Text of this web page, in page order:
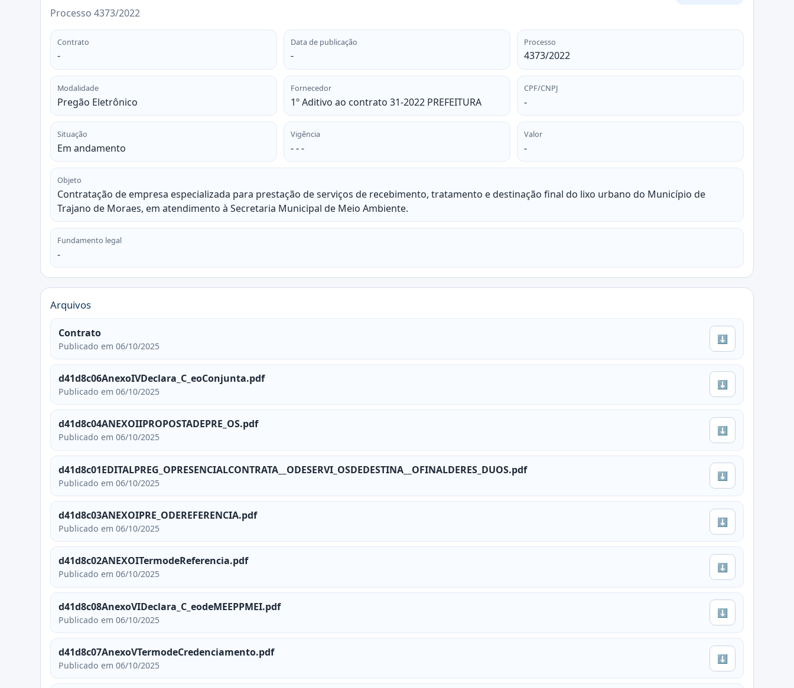
Processo 4373/2022
Contrato
-
Data de publicação
-
Processo
4373/2022
Modalidade
Pregão Eletrônico
Fornecedor
1º Aditivo ao contrato 31-2022 PREFEITURA
CPF/CNPJ
-
Situação
Em andamento
Vigência
- - -
Valor
-
Objeto
Contratação de empresa especializada para prestação de serviços de recebimento, tratamento e destinação final do lixo urbano do Município de
Trajano de Moraes, em atendimento à Secretaria Municipal de Meio Ambiente.
Fundamento legal
-
Arquivos
Contrato
Publicado em 06/10/2025
⬇
d41d8c06AnexoIVDeclara_C_eoConjunta.pdf
Publicado em 06/10/2025
⬇
d41d8c04ANEXOIIPROPOSTADEPRE_OS.pdf
Publicado em 06/10/2025
⬇
d41d8c01EDITALPREG_OPRESENCIALCONTRATA__ODESERVI_OSDEDESTINA__OFINALDERES_DUOS.pdf
Publicado em 06/10/2025
⬇
d41d8c03ANEXOIPRE_ODEREFERENCIA.pdf
Publicado em 06/10/2025
⬇
d41d8c02ANEXOITermodeReferencia.pdf
Publicado em 06/10/2025
⬇
d41d8c08AnexoVIDeclara_C_eodeMEEPPMEI.pdf
Publicado em 06/10/2025
⬇
d41d8c07AnexoVTermodeCredenciamento.pdf
Publicado em 06/10/2025
⬇